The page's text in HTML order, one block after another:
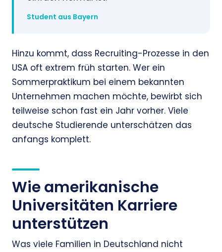
Student aus Bayern
Hinzu kommt, dass Recruiting-Prozesse in den
USA oft extrem früh starten. Wer ein
Sommerpraktikum bei einem bekannten
Unternehmen machen möchte, bewirbt sich
teilweise schon fast ein Jahr vorher. Viele
deutsche Studierende unterschätzen das
anfangs komplett.
Wie amerikanische
Universitäten Karriere
unterstützen
Was viele Familien in Deutschland nicht